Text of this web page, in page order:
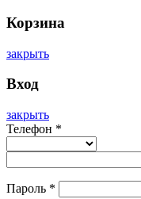
Корзина
закрыть
Вход
закрыть
Телефон *
Пароль *